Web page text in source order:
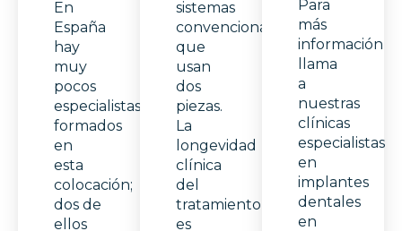
En
España
hay
muy
pocos
especialistas
formados
en
esta
colocación;
dos de
ellos
sistemas
convencionales
que
usan
dos
piezas.
La
longevidad
clínica
del
tratamiento
es
Para
más
información
llama
a
nuestras
clínicas
especialistas
en
implantes
dentales
en